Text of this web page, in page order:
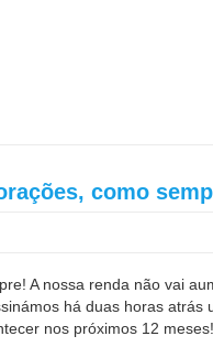
como
A nossa renda não vai
há duas horas atrás
nos próximos 12